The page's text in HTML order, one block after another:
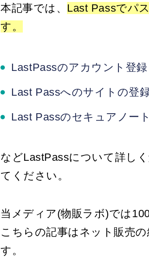
本記事では、 Last Passでパ
す。
LastPassのアカウント登
Last Passへのサイトの登
Last Passのセキュアノー
などLastPassについて詳し
てください。
当メディア(物販ラボ)では
こちらの記事はネット販売
す。